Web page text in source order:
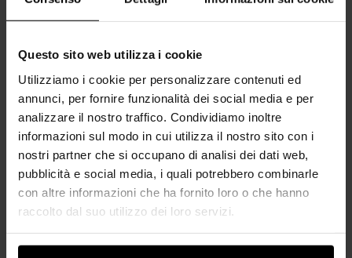
Questo sito web utilizza i cookie
Utilizziamo i cookie per personalizzare contenuti ed
annunci, per fornire funzionalità dei social media e per
analizzare il nostro traffico. Condividiamo inoltre
informazioni sul modo in cui utilizza il nostro sito con i
nostri partner che si occupano di analisi dei dati web,
pubblicità e social media, i quali potrebbero combinarle
con altre informazioni che ha fornito loro o che hanno
raccolto dal suo utilizzo dei loro servizi.
Meisengasse 3
D-21365 Adendorf bei Lüneburg
https://praxisraum-konzept.de/
Area di utilizzo
Banconi
Realizzazione